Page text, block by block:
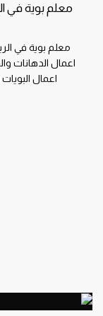
معلم بوية في
اعمال الدهانات
اعمال